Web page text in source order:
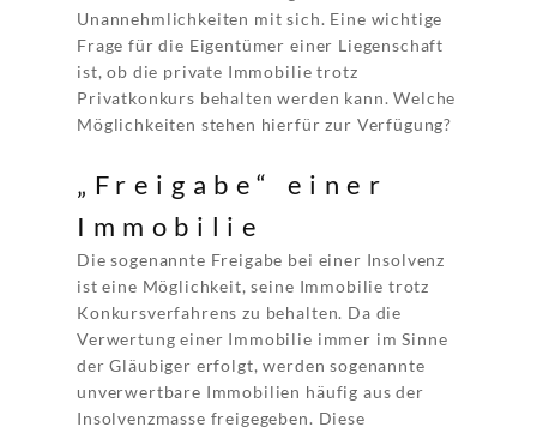
Unannehmlichkeiten mit sich. Eine wichtige
Frage für die Eigentümer einer Liegenschaft
ist, ob die private Immobilie trotz
Privatkonkurs behalten werden kann. Welche
Möglichkeiten stehen hierfür zur Verfügung?
„Freigabe“ einer
Immobilie
Die sogenannte Freigabe bei einer Insolvenz
ist eine Möglichkeit, seine Immobilie trotz
Konkursverfahrens zu behalten. Da die
Verwertung einer Immobilie immer im Sinne
der Gläubiger erfolgt, werden sogenannte
unverwertbare Immobilien häufig aus der
Insolvenzmasse freigegeben. Diese